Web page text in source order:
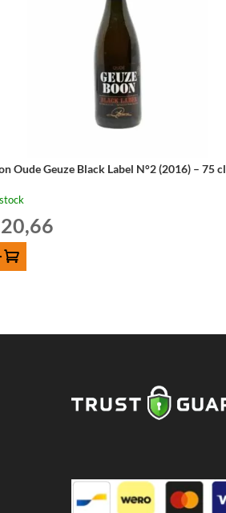
Oude Geuze Black Label N°2 (2016) – 75 cl
AU PANIER